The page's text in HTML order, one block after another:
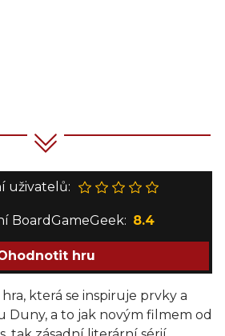
uživatelů:
BoardGameGeek: 8.4
hru
která se inspiruje prvky a
Duny, a to jak novým filmem od